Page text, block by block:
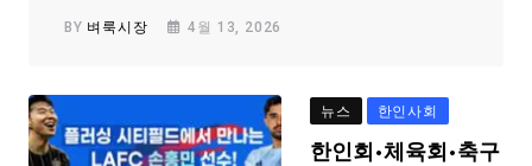
BY 벼룩시장 4월 13, 2026
뉴스 한인사회
한인회·체육회·축구